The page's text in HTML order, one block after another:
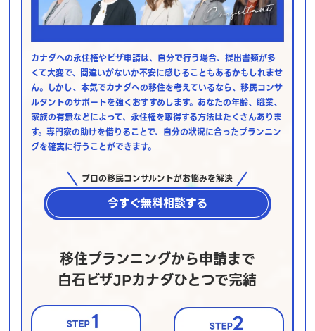
カナダへの永住権やビザ申請は、自分で行う場合、提出書類が多
くて大変で、間違いがないか不安に感じることもあるかもしれませ
ん。しかし、本気でカナダへの移住を考えているなら、移民コンサ
ルタントのサポートを強くおすすめします。あなたの年齢、職業、
家族の有無などによって、永住権を取得する方法はたくさんありま
す。専門家の助けを借りることで、自分の状況に合ったプランニン
グを確実に行うことができます。
プロの移民コンサルントがお悩みを解決
今すぐ無料相談する
移住プランニングから申請まで
白石ビザJPカナダひとつで完結